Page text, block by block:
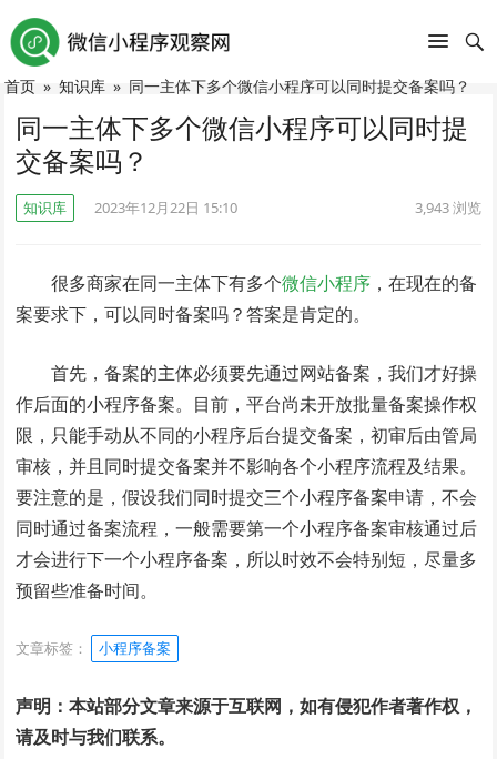
首页 » 知识库 » 同一主体下多个微信小程序可以同时提交备案吗？
同一主体下多个微信小程序可以同时提
交备案吗？
知识库 2023年12月22日 15:10 3,943浏览
很多商家在同一主体下有多个微信小程序 ，在现在的备
案要求下，可以同时备案吗？答案是肯定的。
首先，备案的主体必须要先通过网站备案，我们才好操
作后面的小程序备案。目前，平台尚未开放批量备案操作权
限，只能手动从不同的小程序后台提交备案，初审后由管局
审核，并且同时提交备案并不影响各个小程序流程及结果。
要注意的是，假设我们同时提交三个小程序备案申请，不会
同时通过备案流程，一般需要第一个小程序备案审核通过后
才会进行下一个小程序备案，所以时效不会特别短，尽量多
预留些准备时间。
文章标签： 小程序备案
声明：本站部分文章来源于互联网，如有侵犯作者著作权，
请及时与我们联系。